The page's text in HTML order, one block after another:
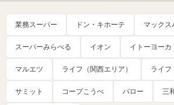
業務スーパー ドン・キホーテ マックス
スーパーみらべる イオン イトーヨーカ
マルエツ ライフ（関西エリア） ライフ
サミット コープこうべ バロー 三